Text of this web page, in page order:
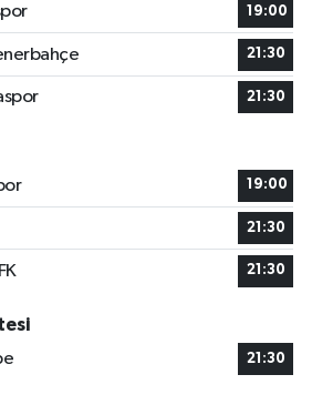
19:00
21:30
21:30
19:00
21:30
21:30
21:30